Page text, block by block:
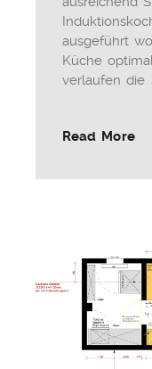
ausgeführt
Küche
verlaufen die
Read More